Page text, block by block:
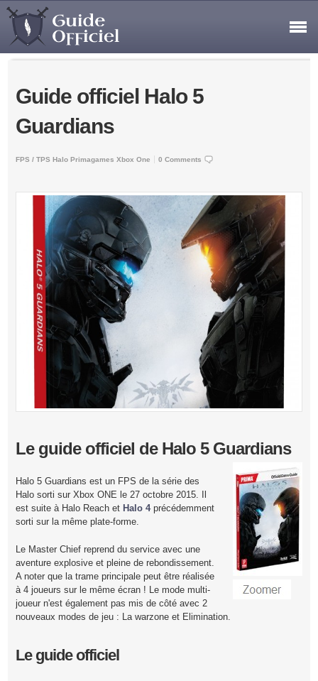
Guide officiel Halo 5
Guardians
FPS / TPS Halo Primagames Xbox One 0 Comments
Le guide officiel de Halo 5 Guardians
Halo 5 Guardians est un FPS de la série des
Halo sorti sur Xbox ONE le 27 octobre 2015. Il
est suite à Halo Reach et Halo 4précédemment
sorti sur la même plate-forme.
Le Master Chief reprend du service avec une
aventure explosive et pleine de rebondissement.
A noter que la trame principale peut être réalisée
à 4 joueurs sur le même écran ! Le mode multi-
joueur n'est également pas mis de côté avec 2
nouveaux modes de jeu : La warzone et Elimination.
Le guide officiel